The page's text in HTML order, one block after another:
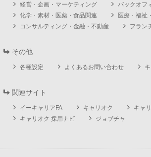
経営・企画・マーケティング
バックオフ
化学・素材・医薬・食品関連
医療・福祉
コンサルティング・金融・不動産
フラン
その他
各種設定 よくあるお問い合わせ
関連サイト
イーキャリアFA キャリオク キャ
キャリオク 採用ナビ
ジョブチャ